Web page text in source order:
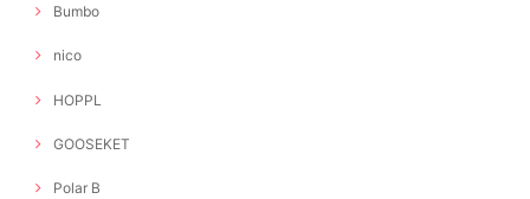
Bumbo
nico
HOPPL
GOOSEKET
Polar B